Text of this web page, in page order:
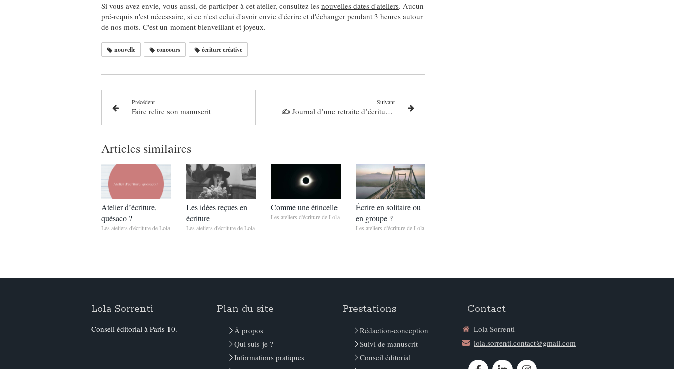
Si vous avez envie, vous aussi, de participer à cet atelier, consultez les nouvelles dates d'ateliers. Aucun
pré-requis n'est nécessaire, si ce n'est celui d'avoir envie d'écrire et d'échanger pendant 3 heures autour
de nos mots. C'est un moment bienveillant et joyeux.
nouvelle concours écriture créative
Précédent
Faire relire son manuscrit
Suivant
✍️ Journal d’une retraite d’écriture & de yoga - Mars 2026
Articles similaires
Atelier d’écriture,
quésaco ?
Les ateliers d'écriture de Lola
Les idées reçues en
écriture
Les ateliers d'écriture de Lola
Comme une étincelle
Les ateliers d'écriture de Lola
Écrire en solitaire ou
en groupe ?
Les ateliers d'écriture de Lola
Lola Sorrenti
Conseil éditorial à Paris 10.
Plan du site
À propos
Qui suis-je ?
Informations pratiques
Prestations
Rédaction-conception
Suivi de manuscrit
Conseil éditorial
Contact
Lola Sorrenti
lola.sorrenti.contact@gmail.com